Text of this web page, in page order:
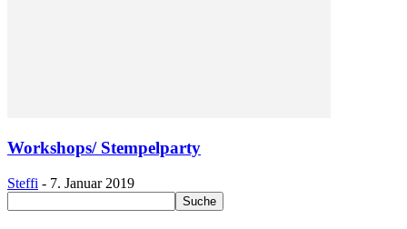
Workshops/ Stempelparty
Steffi - 7. Januar 2019